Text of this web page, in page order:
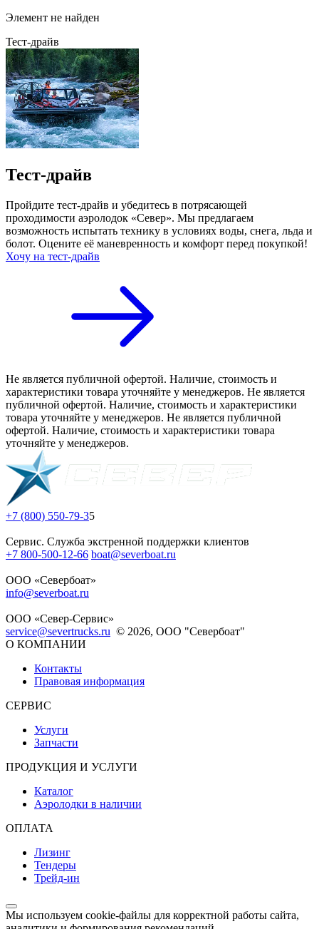
Элемент не найден
Тест-драйв
Тест-драйв
Пройдите тест-драйв и убедитесь в потрясающей
проходимости аэролодок «Север». Мы предлагаем
возможность испытать технику в условиях воды, снега, льда и
болот. Оцените её маневренность и комфорт перед покупкой!
Хочу на тест-драйв
Не является публичной офертой. Наличие, стоимость и
характеристики товара уточняйте у менеджеров. Не является
публичной офертой. Наличие, стоимость и характеристики
товара уточняйте у менеджеров. Не является публичной
офертой. Наличие, стоимость и характеристики товара
уточняйте у менеджеров.
+7 (800) 550-79-35
Сервис. Служба экстренной поддержки клиентов
+7 800-500-12-66 boat@severboat.ru
ООО «Севербоат»
info@severboat.ru
ООО «Север-Сервис»
service@severtrucks.ru © 2026, ООО "Севербоат"
О КОМПАНИИ
Контакты
Правовая информация
СЕРВИС
Услуги
Запчасти
ПРОДУКЦИЯ И УСЛУГИ
Каталог
Аэролодки в наличии
ОПЛАТА
Лизинг
Тендеры
Трейд-ин
Мы используем cookie-файлы для корректной работы сайта,